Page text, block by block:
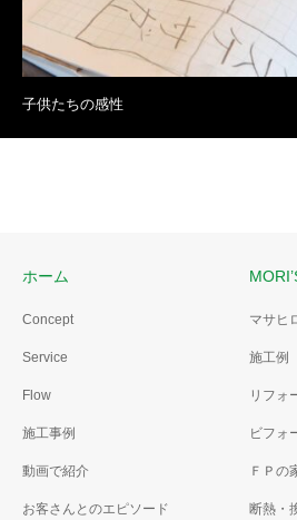
子供たちの感性
ホーム
Concept
Service
Flow
施工事例
動画で紹介
お客さんとのエピソード
マサヒ
施工例
リフォ
ビフォ
ＦＰの
断熱・